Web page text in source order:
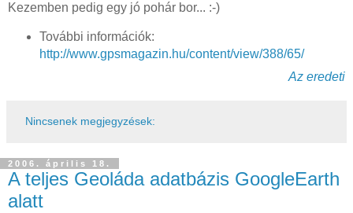
Kezemben pedig egy jó pohár bor... :-)
További információk:
http://www.gpsmagazin.hu/content/view/388/65/
Az eredeti
Nincsenek megjegyzések:
2006. április 18.
A teljes Geoláda adatbázis GoogleEarth
alatt